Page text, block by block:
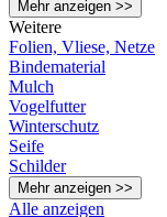
Mehr anzeigen >>
Weitere
Folien, Vliese, Netze
Bindematerial
Mulch
Vogelfutter
Winterschutz
Seife
Schilder
Mehr anzeigen >>
Alle anzeigen